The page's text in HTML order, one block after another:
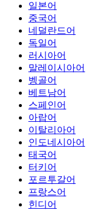
일본어
중국어
네덜란드어
독일어
러시아어
말레이시아어
벵골어
베트남어
스페인어
아랍어
이탈리아어
인도네시아어
태국어
터키어
포르투갈어
프랑스어
힌디어